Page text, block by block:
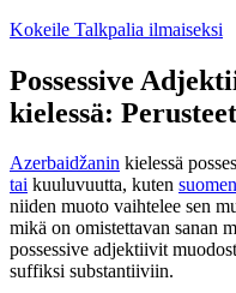
Kokeile Talkpalia ilmaiseksi
Possessive
kielessä: Perusteet
Azerbaidžanin kielessä
tai kuuluvuutta, kuten suomen
niiden muoto vaihtelee sen
mikä on omistettavan sanan
possessive adjektiivit
suffiksi substantiiviin.